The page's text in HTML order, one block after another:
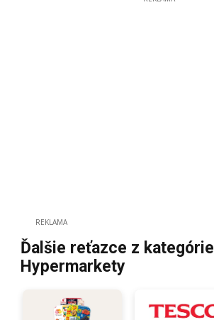
REKLAMA
Ďalšie reťazce z kategórie
Hypermarkety